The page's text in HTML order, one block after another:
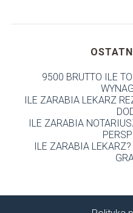
9500 BRUTTO ILE
ILE ZARABIA LEKARZ
ILE ZARABIA
ILE ZARABIA